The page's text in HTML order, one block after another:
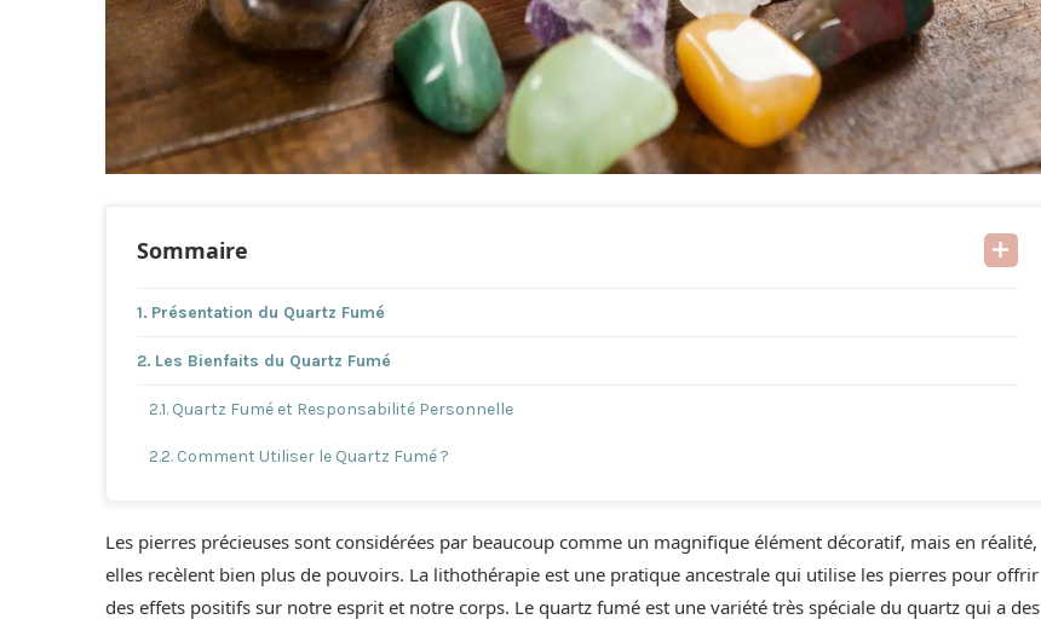
Sommaire
Présentation du Quartz Fumé
Les Bienfaits du Quartz Fumé
Quartz Fumé et Responsabilité Personnelle
Comment Utiliser le Quartz Fumé ?
Les pierres précieuses sont considérées par beaucoup comme un magnifique élément décoratif, mais en réalité,
elles recèlent bien plus de pouvoirs. La lithothérapie est une pratique ancestrale qui utilise les pierres pour offrir
des effets positifs sur notre esprit et notre corps. Le quartz fumé est une variété très spéciale du quartz qui a des